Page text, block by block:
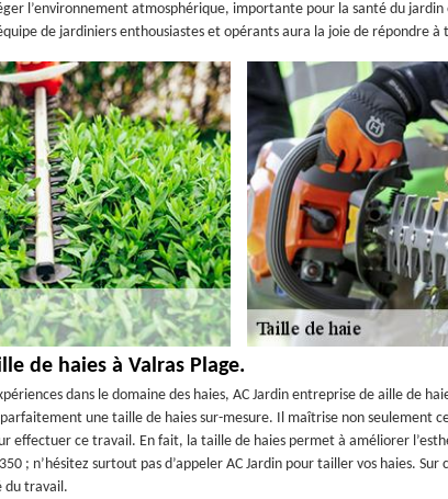
l’environnement atmosphérique, importante pour la santé du
de jardiniers enthousiastes et opérants aura la joie de répondre à
de haies à Valras Plage.
dans le domaine des haies, AC Jardin entreprise de aille de
une taille de haies sur-mesure. Il maîtrise non seulement
effectuer ce travail. En fait, la taille de haies permet à améliorer
; n’hésitez surtout pas d’appeler AC Jardin pour tailler vos haies. Sur
du travail.